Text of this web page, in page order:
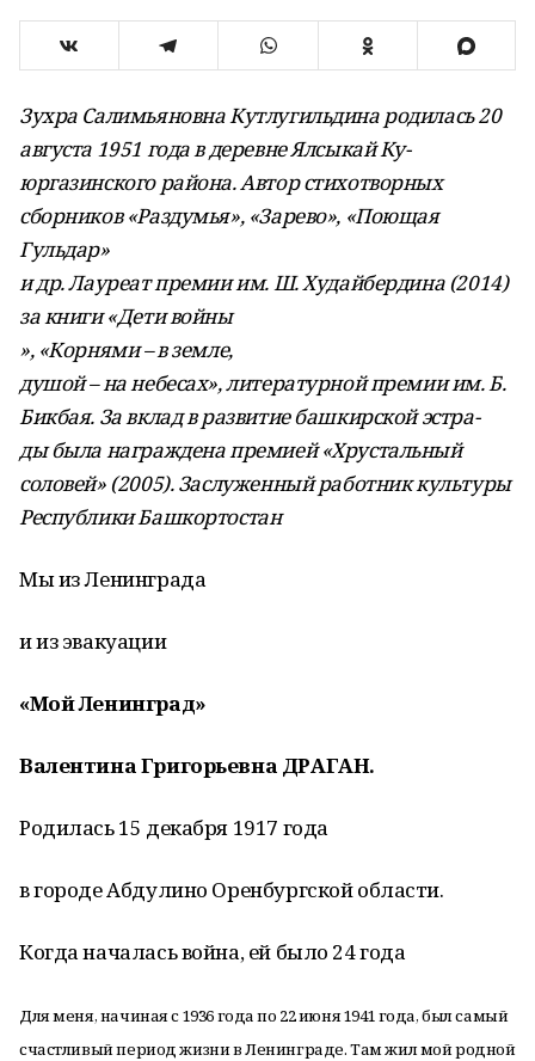
Зухра Салимьяновна Кутлугильдина родилась 20
августа 1951 года в деревне Ялсыкай Ку-
юргазинского района. Автор стихотворных
сборников «Раздумья», «Зарево», «Поющая
Гульдар»
и др. Лауреат премии им. Ш. Худайбердина (2014)
за книги «Дети войны
», «Корнями – в земле,
душой – на небесах», литературной премии им. Б.
Бикбая. За вклад в развитие башкирской эстра-
ды была награждена премией «Хрустальный
соловей» (2005). Заслуженный работник культуры
Республики Башкортостан
Мы из Ленинграда
и из эвакуации
«Мой Ленинград»
Валентина Григорьевна ДРАГАН.
Родилась 15 декабря 1917 года
в городе Абдулино Оренбургской области.
Когда началась война, ей было 24 года
Для меня, начиная с 1936 года по 22 июня 1941 года, был самый
счастливый период жизни в Ленинграде. Там жил мой родной